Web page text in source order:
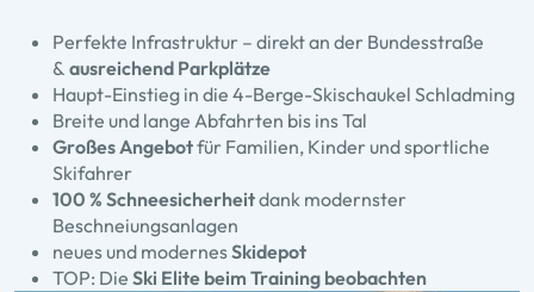
Perfekte Infrastruktur – direkt an der Bundesstraße
& ausreichend Parkplätze
Haupt-Einstieg in die 4-Berge-Skischaukel Schladming
Breite und lange Abfahrten bis ins Tal
Großes Angebotfür Familien, Kinder und sportliche
Skifahrer
100 % Schneesicherheitdank modernster
Beschneiungsanlagen
neues und modernesSkidepot
TOP: Die Ski Elite beim Training beobachten